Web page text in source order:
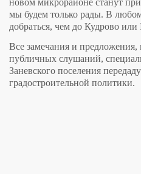
новом микрорайоне станут
мы будем только рады. В любом
добраться, чем до Кудрово
Все замечания и
публичных слушаний,
Заневского поселения
градостроительной политики.